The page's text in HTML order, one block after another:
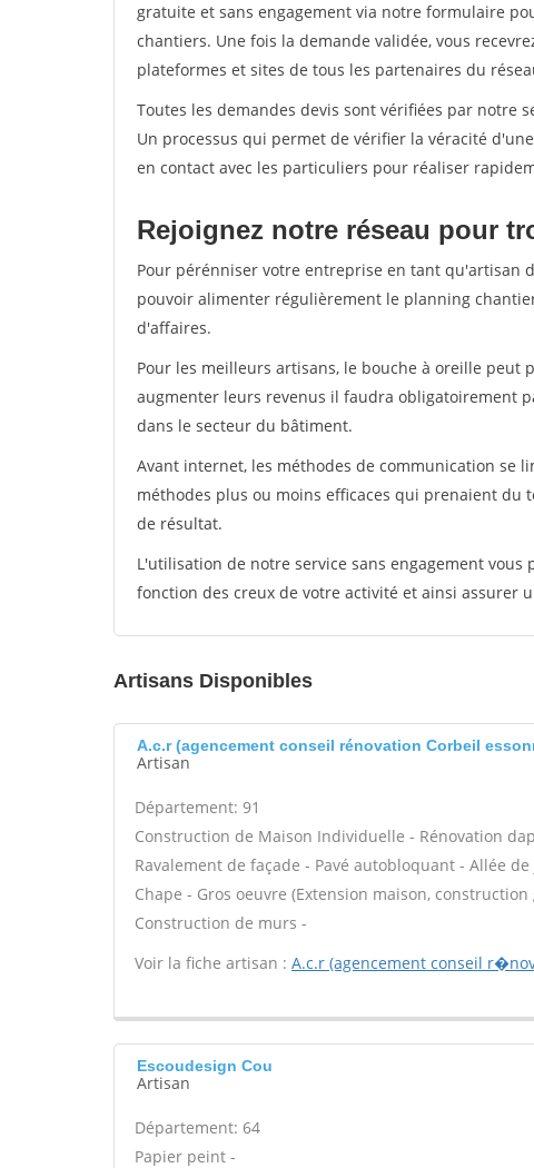
gratuite et sans engagement via notre formulaire
chantiers. Une fois la demande validée, vous
plateformes et sites de tous les partenaires du
Toutes les demandes devis sont vérifiées par notre
Un processus qui permet de vérifier la véracité
en contact avec les particuliers pour réaliser
Rejoignez notre réseau pour
Pour pérénniser votre entreprise en tant qu'artisan
pouvoir alimenter régulièrement le planning
d'affaires.
Pour les meilleurs artisans, le bouche à oreille
augmenter leurs revenus il faudra obligatoirement
dans le secteur du bâtiment.
Avant internet, les méthodes de communication se
méthodes plus ou moins efficaces qui prenaient du
de résultat.
L'utilisation de notre service sans engagement
fonction des creux de votre activité et ainsi assurer
Artisans Disponibles
A.c.r (agencement conseil rénovation Corbeil
Artisan
Département: 91
Construction de Maison Individuelle - Rénovation
Ravalement de façade - Pavé autobloquant - Allée
Chape - Gros oeuvre (Extension maison,
Construction de murs -
Voir la fiche artisan : A.c.r (agencement conseil
Escoudesign Cou
Artisan
Département: 64
Papier peint -